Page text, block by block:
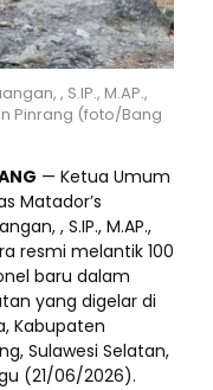
, S.IP., M.AP.,
Pinrang (foto/Bang
— Ketua Umum
Matador’s
, S.IP., M.AP.,
resmi melantik 100
baru dalam
yang digelar di
Kabupaten
Sulawesi Selatan,
(21/06/2026).